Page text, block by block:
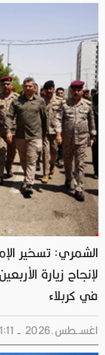
الشمري: تسخير
لإنجاح زيارة
في كربلاء
02 اغســطس.2026 - 1:11